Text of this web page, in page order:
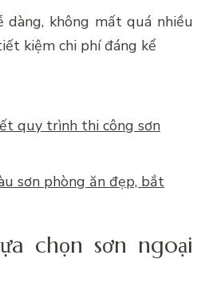
không mất quá nhiều
kiệm chi phí đáng kể
quy trình thi công sơn
sơn phòng ăn đẹp, bắt
chọn sơn ngoại